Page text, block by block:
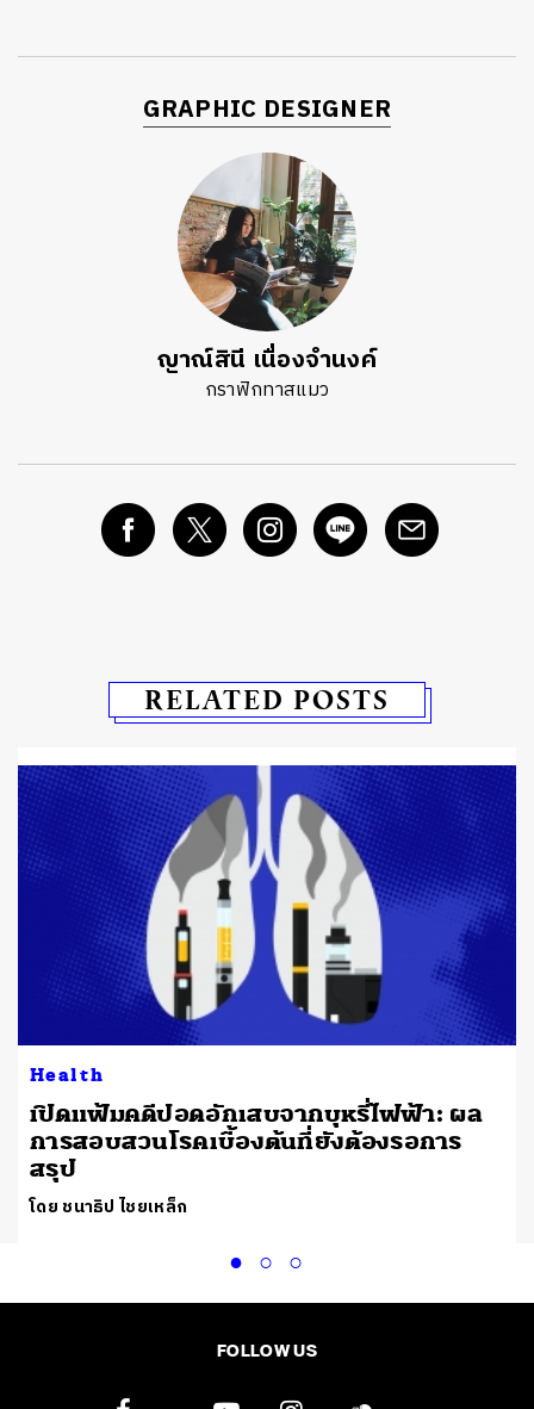
GRAPHIC DESIGNER
ญาณ์สินี เนื่องจำนงค์
กราฟิกทาสแมว
RELATED POSTS
Health
เปิดแฟ้มคดีปอดอักเสบจากบุหรี่ไฟฟ้า: ผล
การสอบสวนโรคเบื้องต้นที่ยังต้องรอการ
สรุป
โดย ชนาธิป ไชยเหล็ก
FOLLOW US